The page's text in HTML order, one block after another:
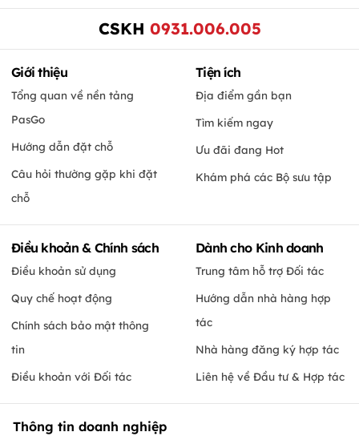
CSKH 0931.006.005
Giới thiệu
Tổng quan về nền tảng
PasGo
Hướng dẫn đặt chỗ
Câu hỏi thường gặp khi đặt
chỗ
Tiện ích
Địa điểm gần bạn
Tìm kiếm ngay
Ưu đãi đang Hot
Khám phá các Bộ sưu tập
Điều khoản & Chính sách
Điều khoản sử dụng
Quy chế hoạt động
Chính sách bảo mật thông
tin
Điều khoản với Đối tác
Dành cho Kinh doanh
Trung tâm hỗ trợ Đối tác
Hướng dẫn nhà hàng hợp
tác
Nhà hàng đăng ký hợp tác
Liên hệ về Đầu tư & Hợp tác
Thông tin doanh nghiệp